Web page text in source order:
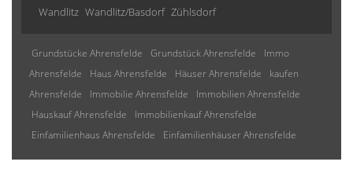
Wandlitz Wandlitz/Basdorf Zühlsdorf
Grundstücke Ahrensfelde Grundstück Ahrensfelde
Immo
Ahrensfelde
Haus Ahrensfelde Häuser Ahrensfelde
kaufen
Ahrensfelde
Immobilie Ahrensfelde
Immobilien Ahrensfelde
Hauskauf Ahrensfelde
Immobilienkauf Ahrensfelde
Einfamilienhaus Ahrensfelde
Einfamilienhäuser Ahrensfelde